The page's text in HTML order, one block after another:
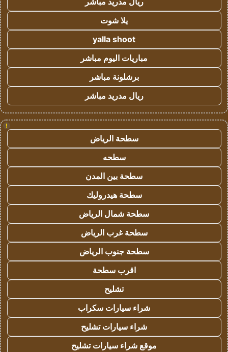
يلا شوت
yalla shoot
مباريات اليوم مباشر
برشلونة مباشر
ريال مدريد مباشر
!
سطحة الرياض
سطحه
سطحة بين المدن
سطحة هيدروليك
سطحة شمال الرياض
سطحة غرب الرياض
سطحة جنوب الرياض
اقرب سطحة
تشليح
شراء سيارات سكراب
شراء سيارات تشليح
موقع شراء سيارات تشليح